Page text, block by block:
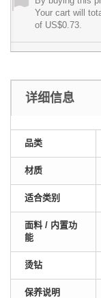
Your cart will
of US$0.73
详细信息
品类
材质
适合类别
面料 / 内置功
能
烫钻
保养说明